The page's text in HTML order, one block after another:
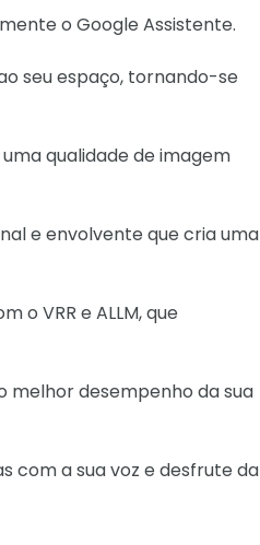
o Google Assistente.
seu espaço, tornando-se
qualidade de imagem
e envolvente que cria uma
o VRR e ALLM, que
melhor desempenho da sua
com a sua voz e desfrute da